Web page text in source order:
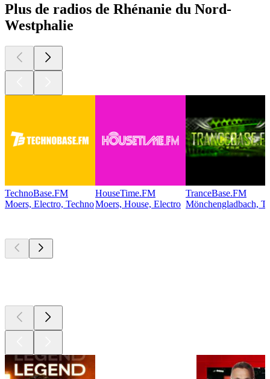
Plus de radios de Rhénanie du Nord-
Westphalie
TechnoBase.FM
Moers, Electro, Techno
HouseTime.FM
Moers, House, Electro
TranceBase.FM
Mönchengladbach,